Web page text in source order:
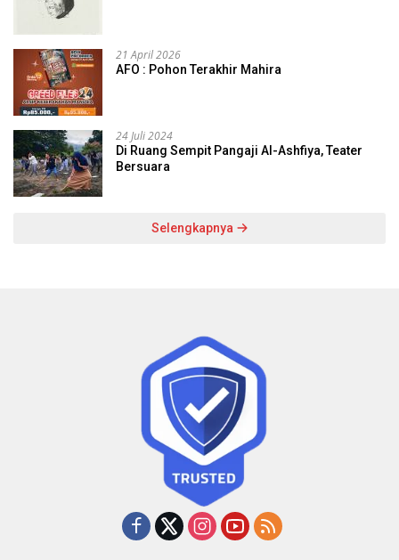
21 April 2026
AFO : Pohon Terakhir Mahira
24 Juli 2024
Di Ruang Sempit Pangaji Al-Ashfiya, Teater
Bersuara
Selengkapnya